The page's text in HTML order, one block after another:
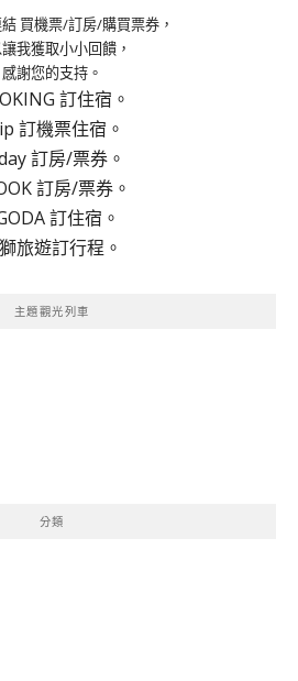
買機票/訂房/購買票券，
我獲取小小回饋，
感謝您的支持。
訂住宿。
訂機票住宿。
訂房/票券。
訂房/票券。
訂住宿。
旅遊訂行程。
主題觀光列車
分類